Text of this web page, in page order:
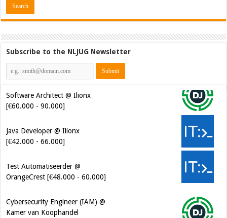
Subscribe to the NLJUG Newsletter
Software Architect @ Ilionx
[€60.000 - 90.000]
Java Developer @ Ilionx
[€42.000 - 66.000]
Test Automatiseerder @
OrangeCrest [€48.000 - 60.000]
Cybersecurity Engineer (IAM) @
Kamer van Koophandel